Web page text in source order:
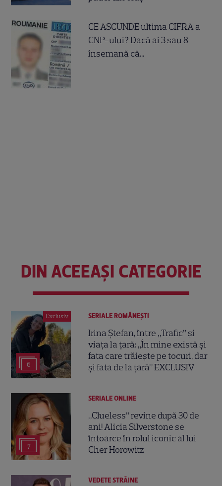
CE ASCUNDE ultima CIFRA a
CNP-ului? Dacă ai 3 sau 8
însemană că...
DIN ACEEAȘI CATEGORIE
Exclusiv
6
SERIALE ROMÂNEŞTI
Irina Ștefan, între „Trafic” și
viața la țară: „În mine există și
fata care trăiește pe tocuri, dar
și fata de la țară” EXCLUSIV
7
SERIALE ONLINE
„Clueless” revine după 30 de
ani! Alicia Silverstone se
întoarce în rolul iconic al lui
Cher Horowitz
VEDETE STRĂINE